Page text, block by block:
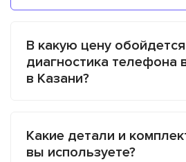
В какую цену обойдется
диагностика телефона
в Казани?
Какие детали и
вы используете?